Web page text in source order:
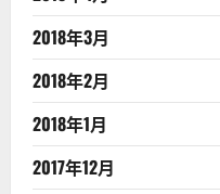
2018年3月
2018年2月
2018年1月
2017年12月